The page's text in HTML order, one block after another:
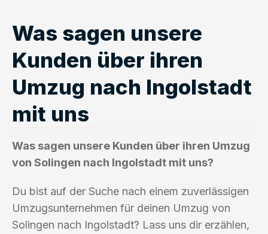
Was sagen unsere
Kunden über ihren
Umzug nach Ingolstadt
mit uns
Was sagen unsere Kunden über ihren Umzug
von Solingen nach Ingolstadt mit uns?
Du bist auf der Suche nach einem zuverlässigen
Umzugsunternehmen für deinen Umzug von
Solingen nach Ingolstadt? Lass uns dir erzählen,